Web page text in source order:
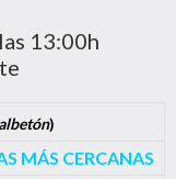
13:00h
)
MÁS CERCANAS